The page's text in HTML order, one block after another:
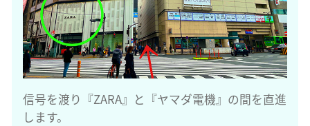
信号を渡り『ZARA』と『ヤマダ電機』の間を直進
します。